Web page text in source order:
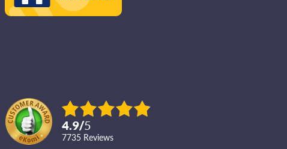
4.9/5
7735 reviews